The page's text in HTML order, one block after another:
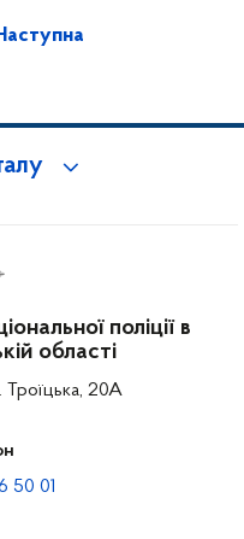
поліції в
області
Троїцька, 20А
50 01